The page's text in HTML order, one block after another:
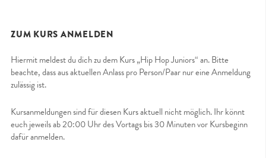
ZUM KURS ANMELDEN
Hiermit meldest du dich zu dem Kurs „Hip Hop Juniors“ an. Bitte
beachte, dass aus aktuellen Anlass pro Person/Paar nur eine Anmeldung
zulässig ist.
Kursanmeldungen sind für diesen Kurs aktuell nicht möglich. Ihr könnt
euch jeweils ab 20:00 Uhr des Vortags bis 30 Minuten vor Kursbeginn
dafür anmelden.